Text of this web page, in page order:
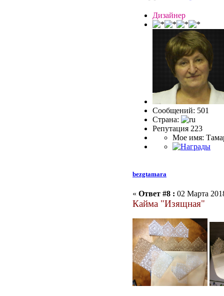
Дизайнер
Сообщений: 501
Страна:
Репутация 223
Мое имя:
bezgtamara
« Ответ #8 : 02 Марта
Кайма "Изящная"